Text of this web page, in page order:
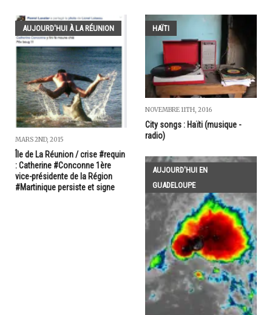
AUJOURD'HUI À LA RÉUNION
MARS 2ND, 2015
Île de La Réunion / crise #requin
: Catherine #Conconne 1ère
vice-présidente de la Région
#Martinique persiste et signe
HAÏTI
NOVEMBRE 11TH, 2016
City songs : Haïti (musique -
radio)
AUJOURD'HUI EN
GUADELOUPE